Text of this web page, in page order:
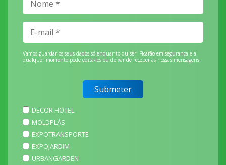
Vamos guardar os seus dados só enquanto quiser. Ficarão em segurança e a
qualquer momento pode editá-los ou deixar de receber as nossas mensagens.
DECOR HOTEL
MOLDPLÁS
EXPOTRANSPORTE
EXPOJARDIM
URBANGARDEN